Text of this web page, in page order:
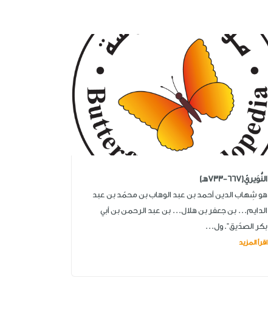
النُّوَيريّ(667-733هـ)
هو شِهاب الدين أحمد بن عبد الوهاب بن محمّد بن عبد
الدايم... بن جعفر بن هلال... بن عبد الرحمن بن أبي
بكر الصدّيق".ول...
اقرأ المزيد